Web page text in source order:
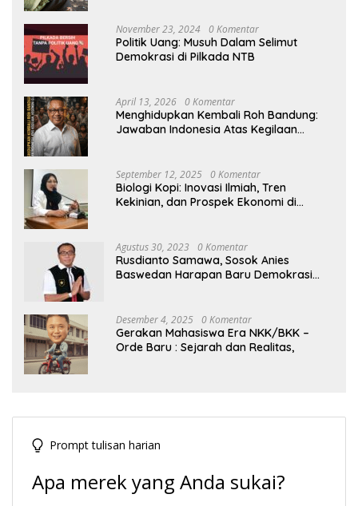
November 23, 2024 0 Komentar
Politik Uang: Musuh Dalam Selimut
Demokrasi di Pilkada NTB
April 13, 2026 0 Komentar
Menghidupkan Kembali Roh Bandung:
Jawaban Indonesia Atas Kegilaan
September 12, 2025 0 Komentar
Biologi Kopi: Inovasi Ilmiah, Tren
Kekinian, dan Prospek Ekonomi di
Agustus 30, 2023 0 Komentar
Rusdianto Samawa, Sosok Anies
Baswedan Harapan Baru Demokrasi
Desember 4, 2025 0 Komentar
Gerakan Mahasiswa Era NKK/BKK –
Orde Baru : Sejarah dan Realitas,
Prompt tulisan harian
Apa merek yang Anda sukai?